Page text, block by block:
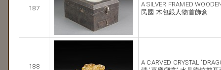
187
A SILVER FRAMED
民國 木包銀人物首飾盒
188
A CARVED CRYSTAL